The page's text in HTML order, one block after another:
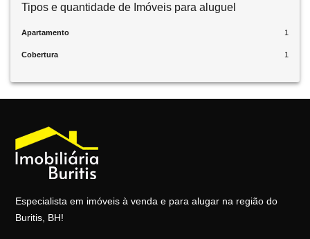
Tipos e quantidade de Imóveis para aluguel
Apartamento 1
Cobertura 1
Especialista em imóveis à venda e para alugar na região do
Buritis, BH!